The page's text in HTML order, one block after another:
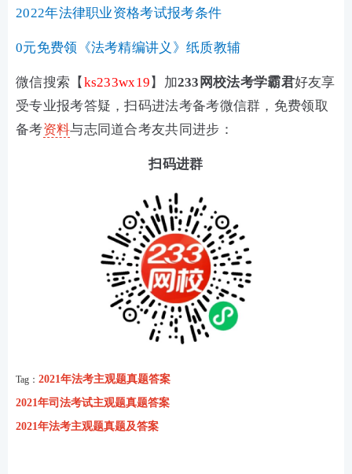
2022年法律职业资格考试报考条件
0元免费领《法考精编讲义》纸质教辅
微信搜索【 ks233wx19 】加233网校法考学霸君好友享
受专业报考答疑 ，扫码进法考备考微信群，免费领取
备考资料与志同道合考友共同进步：
扫码进群
Tag： 2021年法考主观题真题答案
2021年司法考试主观题真题答案
2021年法考主观题真题及答案